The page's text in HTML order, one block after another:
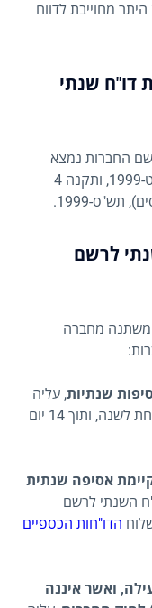
מחוייבת לדווח
דו"ח שנתי
החברות נמצא
בסעיפים 140 ו-141 לחוק החברות, תשנ"ט-1999, ותקנה 4
תש"ס-1999.
לרשם
משתנה מחברה
שנתיות, עליה
להגיש את הדו"ח השנתי לרשם החברות אחת לשנה, ותוך 14 יום
אסיפה שנתית
השנתי לרשם
הדו"חות הכספיים
ואשר איננה